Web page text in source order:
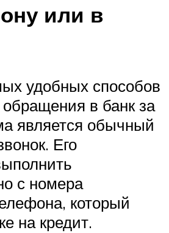
или в
удобных способов
обращения в банк за
является обычный
Его
с номера
который
на кредит.